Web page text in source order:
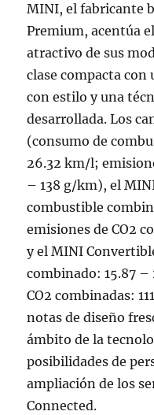
MINI, el fabricante
Premium, acentúa
atractivo de sus
clase compacta
con estilo y una
desarrollada. Los
(consumo de
26.32 km/l;
– 138 g/km), el
combustible
emisiones de CO2
y el MINI
combinado: 15.87
CO2 combinadas:
notas de diseño
ámbito de la
posibilidades de
ampliación de los
Connected.